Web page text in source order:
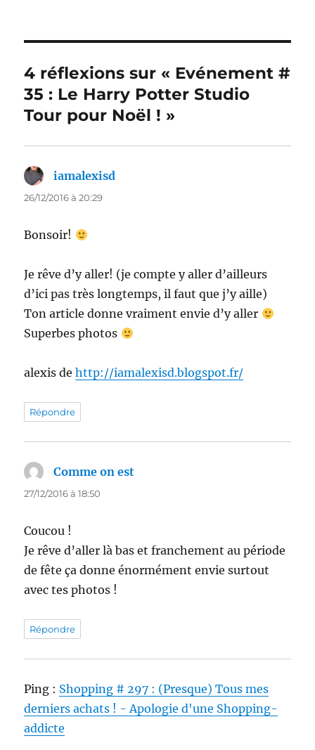
4 réflexions sur « Evénement #
35 : Le Harry Potter Studio
Tour pour Noël ! »
iamalexisd
26/12/2016 à 20:29
Bonsoir!
Je rêve d’y aller! (je compte y aller d’ailleurs
d’ici pas très longtemps, il faut que j’y aille)
Ton article donne vraiment envie d’y aller
Superbes photos
alexis dehttp://iamalexisd.blogspot.fr/
Répondre
Comme on est
27/12/2016 à 18:50
Coucou !
Je rêve d’aller là bas et franchement au période
de fête ça donne énormément envie surtout
avec tes photos !
Répondre
Ping : Shopping # 297 : (Presque) Tous mes
derniers achats ! - Apologie d'une Shopping-
addicte